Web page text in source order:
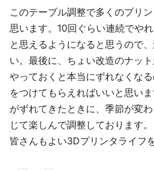
このテーブル調整で多くのプリ
思います。10回ぐらい連続でや
と思えるようになると思うので
い。最後に、ちょい改造のナッ
やっておくと本当にずれなくな
をつけてもらえればいいと思い
がずれてきたときに、季節が変
じて楽しんで調整しております。
皆さんもよい3Dプリンタライフ